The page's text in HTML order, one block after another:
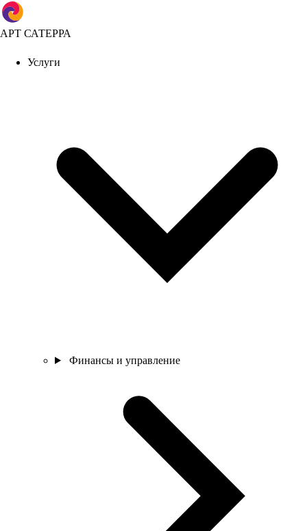
АРТ САТЕРРА
Услуги
Финансы и управление